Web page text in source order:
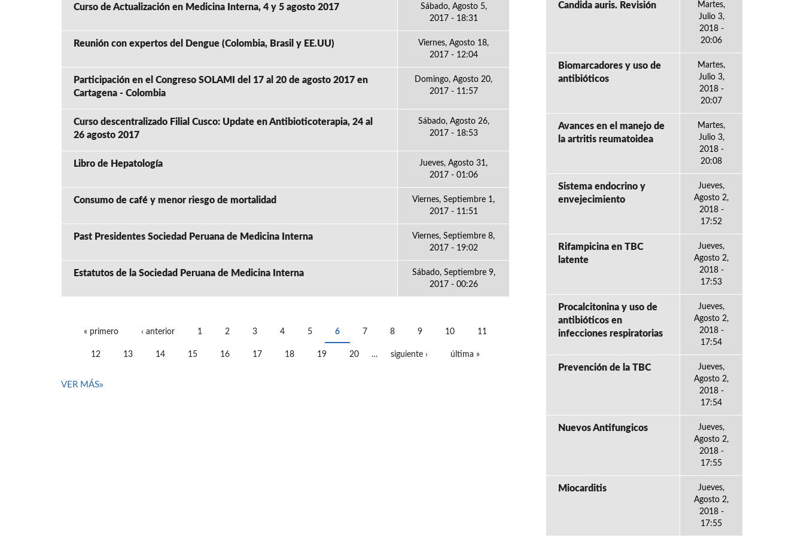
Curso de Actualización en Medicina Interna, 4 y 5 agosto 2017
Sábado, Agosto 5,
2017 - 18:31
Reunión con expertos del Dengue (Colombia, Brasil y EE.UU)
Viernes, Agosto 18,
2017 - 12:04
Participación en el Congreso SOLAMI del 17 al 20 de agosto 2017 en
Cartagena - Colombia
Domingo, Agosto 20,
2017 - 11:57
Curso descentralizado Filial Cusco: Update en Antibioticoterapia, 24 al
26 agosto 2017
Sábado, Agosto 26,
2017 - 18:53
Libro de Hepatología
Jueves, Agosto 31,
2017 - 01:06
Consumo de café y menor riesgo de mortalidad
Viernes, Septiembre 1,
2017 - 11:51
Past Presidentes Sociedad Peruana de Medicina Interna
Viernes, Septiembre 8,
2017 - 19:02
Estatutos de la Sociedad Peruana de Medicina Interna
Sábado, Septiembre 9,
2017 - 00:26
« primero ‹ anterior 1 2 3 4 5 6 7 8 9 10 11
12 13 14 15 16 17 18 19 20 … siguiente › última »
VER MÁS
Candida auris. Revisión
Martes,
Julio 3,
2018 -
20:06
Biomarcadores y uso de
antibióticos
Martes,
Julio 3,
2018 -
20:07
Avances en el manejo de
la artritis reumatoidea
Martes,
Julio 3,
2018 -
20:08
Sistema endocrino y
envejecimiento
Jueves,
Agosto 2,
2018 -
17:52
Rifampicina en TBC
latente
Jueves,
Agosto 2,
2018 -
17:53
Procalcitonina y uso de
antibióticos en
infecciones respiratorias
Jueves,
Agosto 2,
2018 -
17:54
Prevención de la TBC
Jueves,
Agosto 2,
2018 -
17:54
Nuevos Antifungicos
Jueves,
Agosto 2,
2018 -
17:55
Miocarditis
Jueves,
Agosto 2,
2018 -
17:55